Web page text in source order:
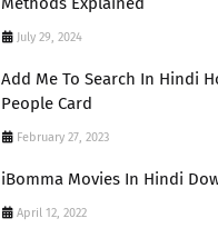
July 29, 2024
Add Me To Search In Hindi
People Card
February 27, 2023
iBomma Movies In Hindi
April 12, 2022